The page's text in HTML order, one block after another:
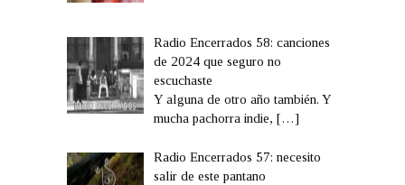
Radio Encerrados 58: canciones
de 2024 que seguro no
escuchaste
Y alguna de otro año también. Y
mucha pachorra indie,[…]
Radio Encerrados 57: necesito
salir de este pantano